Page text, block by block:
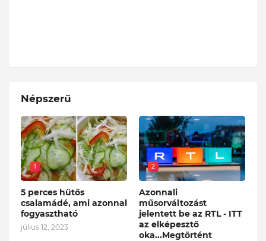
Népszerű
1
5 perces hűtős
csalamádé, ami azonnal
fogyasztható
július 12, 2023
2
Azonnali
műsorváltozást
jelentett be az RTL - ITT
az elképesztő
oka...Megtörtént